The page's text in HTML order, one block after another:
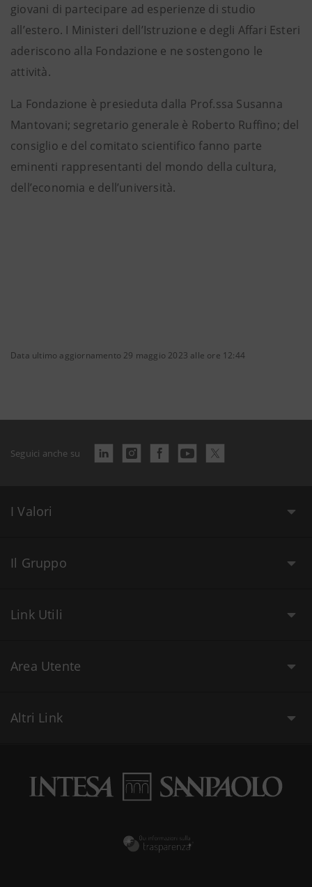
giovani di partecipare ad esperienze di studio
all’estero. I Ministeri dell’Istruzione e degli Affari Esteri
aderiscono alla Fondazione e ne sostengono le
attività.
La Fondazione è presieduta dalla Prof.ssa Susanna
Mantovani; segretario generale è Roberto Ruffino; del
consiglio e del comitato scientifico fanno parte
eminenti rappresentanti del mondo della cultura,
dell’economia e dell’università.
Data ultimo aggiornamento 29 maggio 2023 alle ore 12:44
Seguici anche su
I Valori
Il Gruppo
Link Utili
Area Utente
Altri Link